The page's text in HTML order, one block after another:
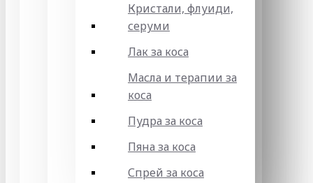
Кристали, флуиди,
серуми
Лак за коса
Масла и терапии за
коса
Пудра за коса
Пяна за коса
Спрей за коса